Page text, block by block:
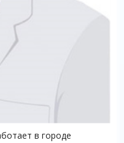
в городе